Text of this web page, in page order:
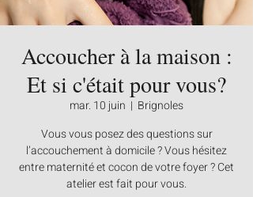
Accoucher à la maison :
Et si c'était pour vous?
mar. 10 juin
  |
Brignoles
Vous vous posez des questions sur
l’accouchement à domicile ? Vous hésitez
entre maternité et cocon de votre foyer ? Cet
atelier est fait pour vous.